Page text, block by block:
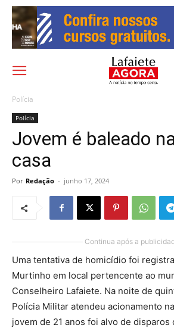
Polícia
Polícia
Jovem é baleado
casa
Por Redação - junho 17, 2024
Continua após a
Uma tentativa de homicídio foi
Murtinho em local pertencente ao
Conselheiro Lafaiete. Na noite de
Polícia Militar atendeu acionamento
jovem de 21 anos foi alvo de disparos